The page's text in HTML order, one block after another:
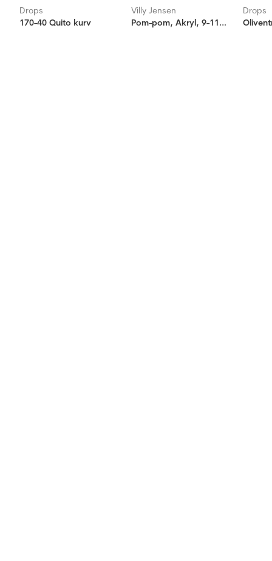
Drops
170-40 Quito kurv
Villy Jensen
Pom-pom, Akryl, 9-11cm, Hvit/Svart
Drops